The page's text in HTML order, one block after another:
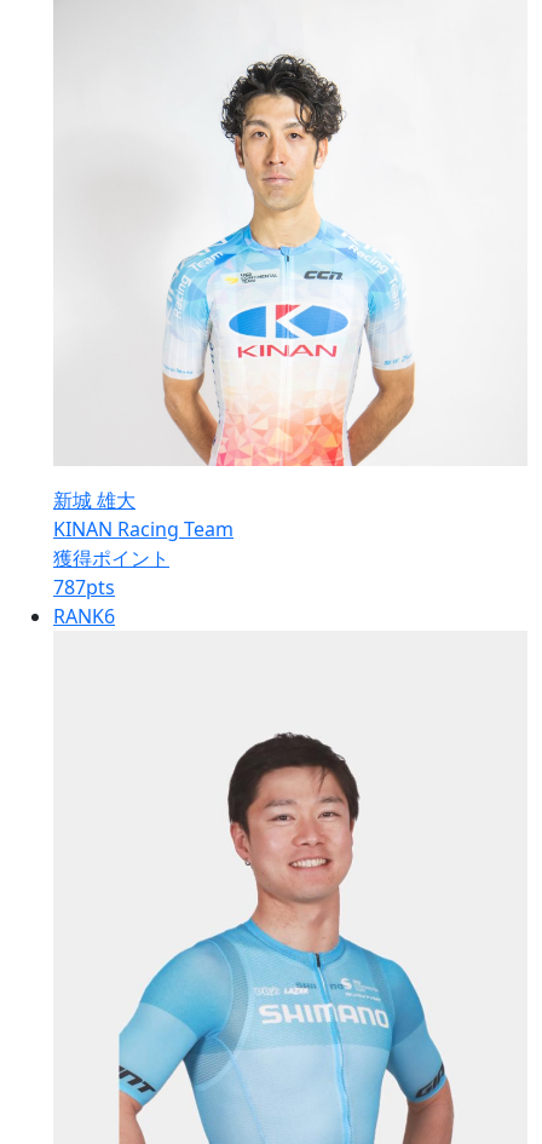
新城 雄大
KINAN Racing Team
獲得ポイント
787pts
RANK6